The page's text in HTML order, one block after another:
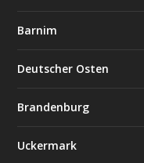
Barnim
Deutscher Osten
Brandenburg
Uckermark